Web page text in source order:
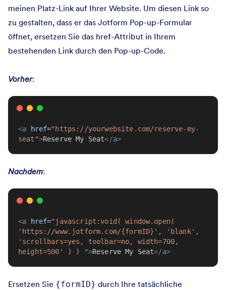
meinen Platz-Link auf Ihrer Website. Um diesen Link so
zu gestalten, dass er das Jotform Pop-up-Formular
öffnet, ersetzen Sie das href-Attribut in Ihrem
bestehenden Link durch den Pop-up-Code.
Vorher:
<a href="https://yourwebsite.com/reserve-my-
seat">Reserve My Seat</a>
Nachdem:
<a href="javascript:void( window.open(
'https://www.jotform.com/{formID}', 'blank',
'scrollbars=yes, toolbar=no, width=700,
height=500' ) ) ">Reserve My Seat</a>
Ersetzen Sie {formID} durch Ihre tatsächliche